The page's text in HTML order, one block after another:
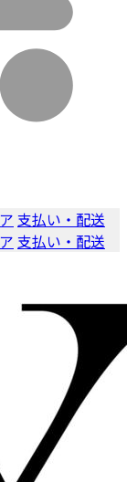
支払い・配送
支払い・配送